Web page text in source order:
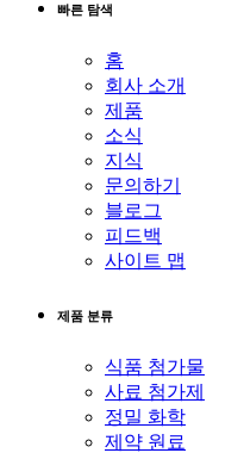
빠른 탐색
홈
회사 소개
제품
소식
지식
문의하기
블로그
피드백
사이트 맵
제품 분류
식품 첨가물
사료 첨가제
정밀 화학
제약 원료